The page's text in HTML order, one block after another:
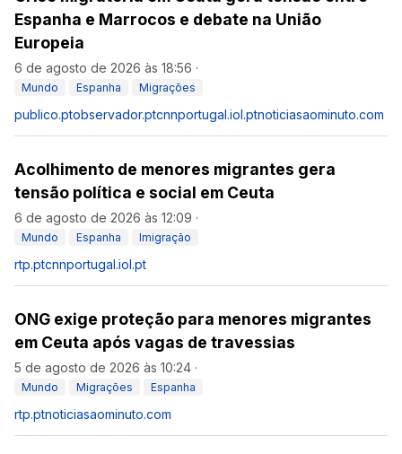
Espanha e Marrocos e debate na União
Europeia
6 de agosto de 2026 às 18:56 ·
Mundo Espanha Migrações
publico.ptobservador.ptcnnportugal.iol.ptnoticiasaominuto.com
Acolhimento de menores migrantes gera
tensão política e social em Ceuta
6 de agosto de 2026 às 12:09 ·
Mundo Espanha Imigração
rtp.ptcnnportugal.iol.pt
ONG exige proteção para menores migrantes
em Ceuta após vagas de travessias
5 de agosto de 2026 às 10:24 ·
Mundo Migrações Espanha
rtp.ptnoticiasaominuto.com